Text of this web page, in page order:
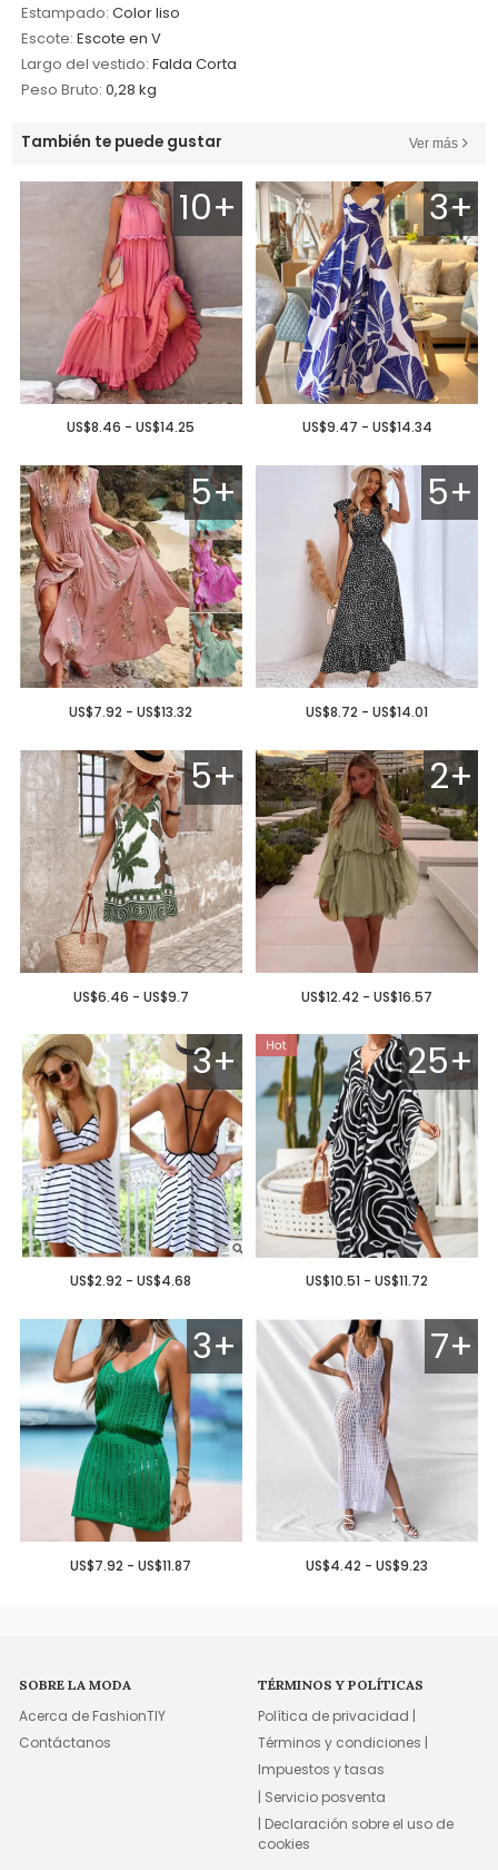
Estampado: Color liso
Escote: Escote en V
Largo del vestido: Falda Corta
Peso Bruto: 0,28 kg
También te puede gustar Ver más
10+
US$8.46 - US$14.25
3+
US$9.47 - US$14.34
5+
US$7.92 - US$13.32
5+
US$8.72 - US$14.01
5+
US$6.46 - US$9.7
2+
US$12.42 - US$16.57
3+
US$2.92 - US$4.68
25+
US$10.51 - US$11.72
3+
US$7.92 - US$11.87
7+
US$4.42 - US$9.23
SOBRE LA MODA
Acerca de FashionTIY
Contáctanos
TÉRMINOS Y POLÍTICAS
Política de privacidad |
Términos y condiciones |
Impuestos y tasas
| Servicio posventa
| Declaración sobre el uso de
cookies